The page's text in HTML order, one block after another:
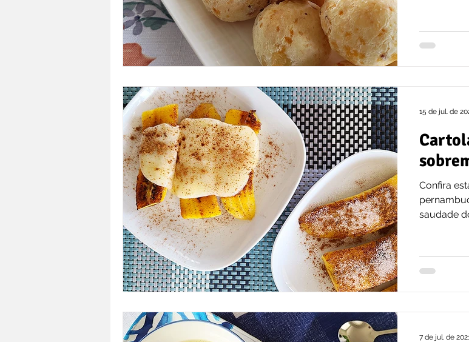
Confira
saudade
15 de jul. de
7 de jul. de